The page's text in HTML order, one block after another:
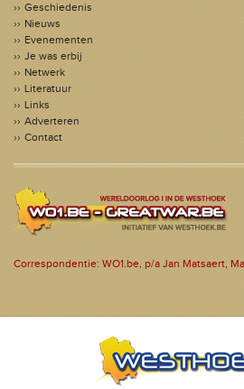
Geschiedenis
Nieuws
Evenementen
Je was erbij
Netwerk
Literatuur
Links
Adverteren
Contact
Correspondentie: WO1.be, p/a Jan Matsaert,